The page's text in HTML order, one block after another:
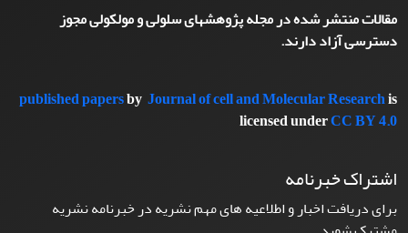
مقالات منتشر شده در مجله پژوهشهای سلولی و مولکولی مجوز
دسترسی آزاد دارند.
published papersby Journal of cell and Molecular Researchis
licensed underCC BY 4.0
اشتراک خبرنامه
برای دریافت اخبار و اطلاعیه های مهم نشریه در خبرنامه نشریه